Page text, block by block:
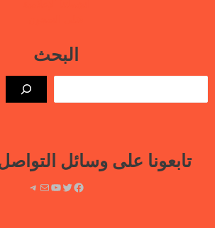
البحث
تابعونا على وسائل
فيسبوك تويتر يوتيوب بريد تيليجرام